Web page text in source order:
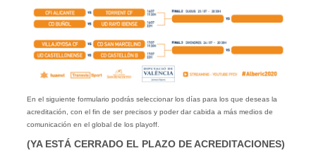
En el siguiente formulario podrás seleccionar los días para los que deseas la
acreditación, con el fin de ser precisos y poder dar cabida a más medios de
comunicación en el global de los playoff.
(YA ESTÁ CERRADO EL PLAZO DE ACREDITACIONES)